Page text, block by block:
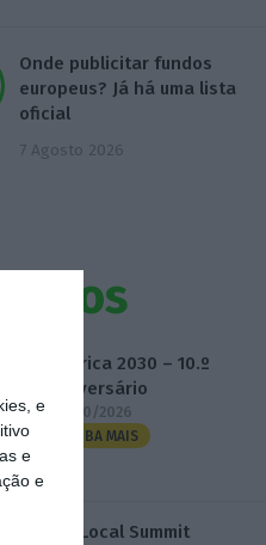
e
e
e
Onde publicitar fundos
europeus? Já há uma lista
oficial
7 Agosto 2026
Fábrica 2030 – 10.º
Aniversário
14/10/2026
SAIBA MAIS
3.º Local Summit